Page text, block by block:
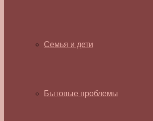
Семья и дети
Бытовые проблемы